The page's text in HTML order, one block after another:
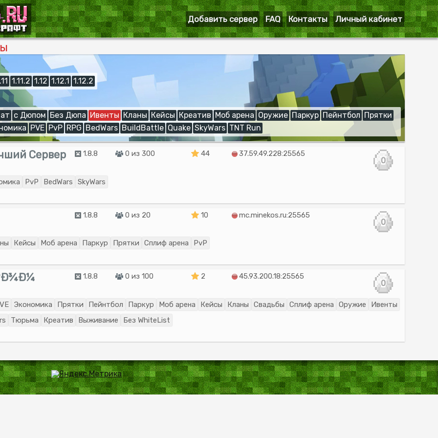
Добавить сервер FAQ Контакты Личный кабинет
1.11.2 1.12 1.12.1 1.12.2
с Дюпом Без Дюпа Ивенты Кланы Кейсы Креатив Моб арена Оружие Паркур Пейнтбол Прятки
PVE PvP RPG BedWars BuildBattle Quake SkyWars TNT Run
Сервер 1.8.8 0 из 300 44 37.59.49.228:25565
0
PvP BedWars SkyWars
1.8.8 0 из 20 10 mc.minekos.ru:25565
0
Кейсы Моб арена Паркур Прятки Сплиф арена PvP
1.8.8 0 из 100 2 45.93.200.18:25565
0
Экономика Прятки Пейнтбол Паркур Моб арена Кейсы Кланы Свадьбы Сплиф арена Оружие
Ивенты
Тюрьма Креатив Выживание Без WhiteList